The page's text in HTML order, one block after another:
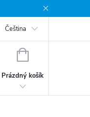
Čeština
NÁKUPNÍ
Prázdný košík